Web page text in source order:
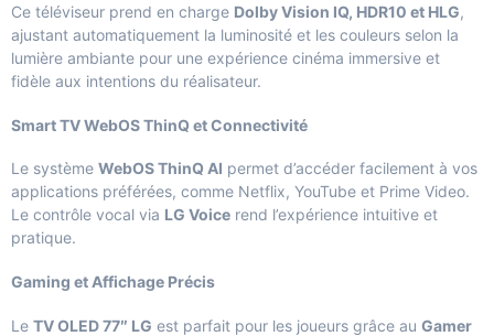
Ce téléviseur prend en charge Dolby Vision IQ, HDR10 et HLG,
ajustant automatiquement la luminosité et les couleurs selon la
lumière ambiante pour une expérience cinéma immersive et
fidèle aux intentions du réalisateur.
Smart TV WebOS ThinQ et Connectivité
Le système WebOS ThinQ AI permet d’accéder facilement à vos
applications préférées, comme Netflix, YouTube et Prime Video.
Le contrôle vocal via LG Voice rend l’expérience intuitive et
pratique.
Gaming et Affichage Précis
Le TV OLED 77″ LG est parfait pour les joueurs grâce au Gamer